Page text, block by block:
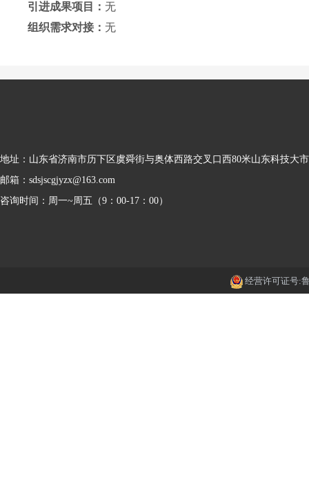
引进成果项目： 无
组织需求对接： 无
地址：山东省济南市历下区虞舜街与奥体西路交叉口西80米山东科技大
邮箱：sdsjscgjyzx@163.com
咨询时间：周一~周五（9：00-17：00）
经营许可证号: